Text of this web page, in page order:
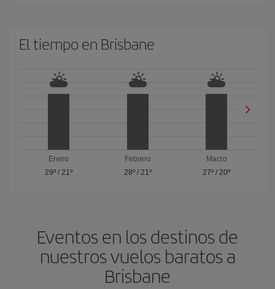
El tiempo en Brisbane
Enero
29º/ 21º
Febrero
28º/ 21º
Marzo
27º /20º
Eventos en los destinos de
nuestros vuelos baratos a
Brisbane